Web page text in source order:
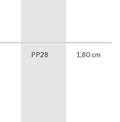
PP28 1,80 cm